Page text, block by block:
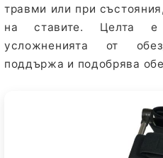
травми или при
на ставите. Целта е
усложненията от
поддържа и подобрява